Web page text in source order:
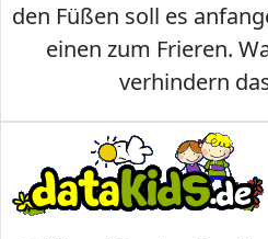
den Füßen soll es
einen zum Frieren.
verhindern